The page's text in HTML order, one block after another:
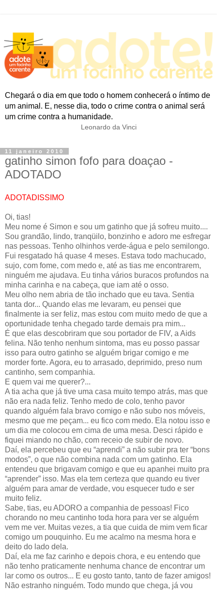
Chegará o dia em que todo o homem conhecerá o íntimo de
um animal. E, nesse dia, todo o crime contra o animal será
um crime contra a humanidade.
Leonardo da Vinci
11 janeiro 2010
gatinho simon fofo para doaçao -
ADOTADO
ADOTADISSIMO
Oi, tias!
Meu nome é Simon e sou um gatinho que já sofreu muito....
Sou grandão, lindo, tranqüilo, bonzinho e adoro me esfregar
nas pessoas. Tenho olhinhos verde-água e pelo semilongo.
Fui resgatado há quase 4 meses. Estava todo machucado,
sujo, com fome, com medo e, até as tias me encontrarem,
ninguém me ajudava. Eu tinha vários buracos profundos na
minha carinha e na cabeça, que iam até o osso.
Meu olho nem abria de tão inchado que eu tava. Sentia
tanta dor... Quando elas me levaram, eu pensei que
finalmente ia ser feliz, mas estou com muito medo de que a
oportunidade tenha chegado tarde demais pra mim...
É que elas descobriram que sou portador de FIV, a Aids
felina. Não tenho nenhum sintoma, mas eu posso passar
isso para outro gatinho se alguém brigar comigo e me
morder forte. Agora, eu to arrasado, deprimido, preso num
cantinho, sem companhia.
E quem vai me querer?...
A tia acha que já tive uma casa muito tempo atrás, mas que
não era nada feliz. Tenho medo de colo, tenho pavor
quando alguém fala bravo comigo e não subo nos móveis,
mesmo que me peçam... eu fico com medo. Ela notou isso e
um dia me colocou em cima de uma mesa. Desci rápido e
fiquei miando no chão, com receio de subir de novo.
Daí, ela percebeu que eu “aprendi” a não subir pra ter “bons
modos”, o que não combina nada com um gatinho. Ela
entendeu que brigavam comigo e que eu apanhei muito pra
“aprender” isso. Mas ela tem certeza que quando eu tiver
alguém para amar de verdade, vou esquecer tudo e ser
muito feliz.
Sabe, tias, eu ADORO a companhia de pessoas! Fico
chorando no meu cantinho toda hora para ver se alguém
vem me ver. Muitas vezes, a tia que cuida de mim vem ficar
comigo um pouquinho. Eu me acalmo na mesma hora e
deito do lado dela.
Daí, ela me faz carinho e depois chora, e eu entendo que
não tenho praticamente nenhuma chance de encontrar um
lar como os outros... E eu gosto tanto, tanto de fazer amigos!
Não estranho ninguém. Todo mundo que chega, já vou